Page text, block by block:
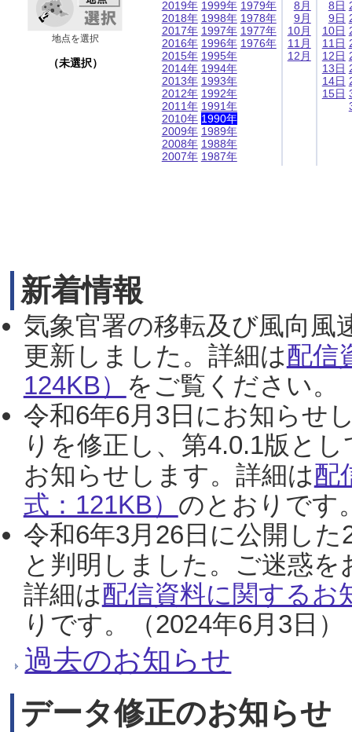
地点を選択
（未選択）
2019年
2018年
2017年
2016年
2015年
2014年
2013年
2012年
2011年
2010年
2009年
2008年
2007年
1999年
1998年
1997年
1996年
1995年
1994年
1993年
1992年
1991年
1990年
1989年
1988年
1987年
1979年
1978年
1977年
1976年
8月
9月
10月
11月
12月
8日
9日
10日
11日
12日
13日
14日
15日
新着情報
気象官署の移転及び風向風
更新しました。詳細は配信
124KB） をご覧ください。
令和6年6月3日にお知らせ
りを修正し、第4.0.1版と
お知らせします。詳細は配
式：121KB） のとおりです
令和6年3月26日に公開し
と判明しました。ご迷惑
詳細は配信資料に関するお
りです。（2024年6月3日）
過去のお知らせ
データ修正のお知らせ